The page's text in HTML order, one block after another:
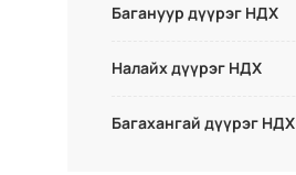
Багануур дүүрэг НДХ
Налайх дүүрэг НДХ
Багахангай дүүрэг НДХ